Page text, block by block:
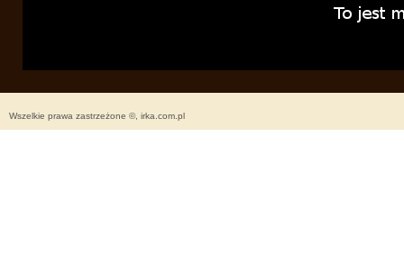
Wszelkie prawa zastrzeżone ©, irka.com.pl